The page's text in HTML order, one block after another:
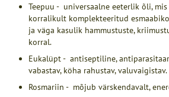
Teepuu - universaalne eeterlik õli,
korralikult komplekteeritud
ja väga kasulik hammustuste,
korral.
Eukalüpt - antiseptiline,
vabastav, köha rahustav, valuvaigistav.
Rosmariin - mõjub värskendavalt,